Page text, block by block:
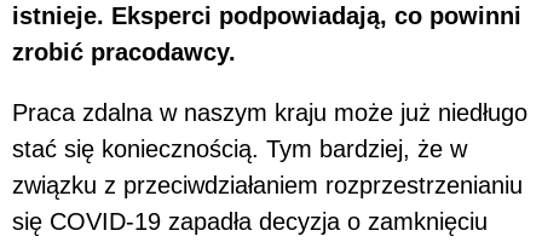
istnieje. Eksperci podpowiadają, co powinni
zrobić pracodawcy.
Praca zdalna w naszym kraju może już niedługo
stać się koniecznością. Tym bardziej, że w
związku z przeciwdziałaniem rozprzestrzenianiu
się COVID-19 zapadła decyzja o zamknięciu